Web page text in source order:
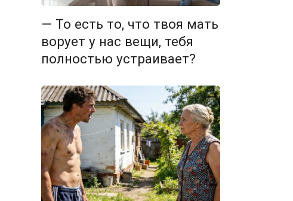
— То есть то, что твоя мать
ворует у нас вещи, тебя
полностью устраивает?